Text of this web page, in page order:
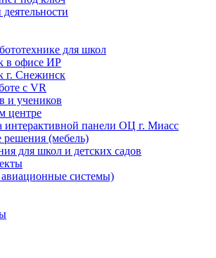
для школ
в офисе ИР
г. Снежинск
с VR
и учеников
центре
интерактивной панели ОЦ г. Миасс
решения (мебель)
для школ и детских садов
системы)